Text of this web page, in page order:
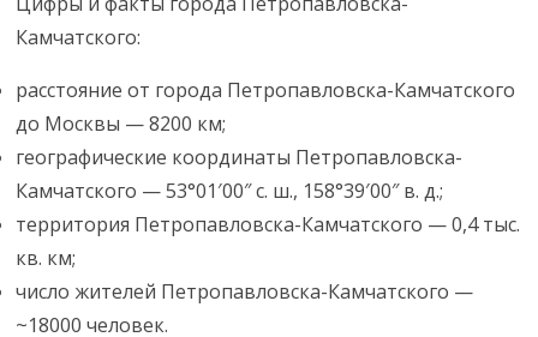
Камчатского:
расстояние от города Петропавловска-Камчатского
до Москвы — 8200 км;
географические координаты Петропавловска-
Камчатского — 53°01′00″ с. ш., 158°39′00″ в. д.;
территория Петропавловска-Камчатского — 0,4 тыс.
кв. км;
число жителей Петропавловска-Камчатского —
~18000 человек.